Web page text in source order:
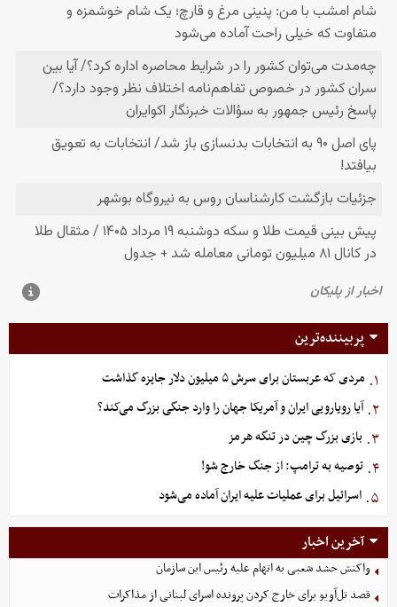
پربیننده‌ترین
۱. مردی که عربستان برای سرش ۵ میلیون دلار جایزه گذاشت
۲. آیا رویارویی ایران و آمریکا جهان را وارد جنگی بزرگ می‌کند؟
۳. بازی بزرگ چین در تنگه هرمز
۴. توصیه به ترامپ: از جنگ خارج شو!
۵. اسرائیل برای عملیات علیه ایران آماده می‌شود
آخرین اخبار
واکنش حشد شعبی به اتهام‌ علیه رئیس این سازمان
قصد تل‌آویو برای خارج کردن پرونده اسرای لبنانی از مذاکرات